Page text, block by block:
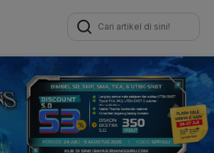
Search
for: